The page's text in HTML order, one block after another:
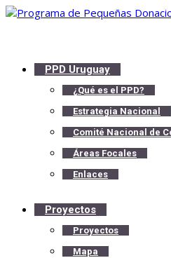
PPD Uruguay
¿Qué es el PPD?
Estrategia Nacional
Comité Nacional de
Áreas Focales
Enlaces
Proyectos
Proyectos
Mapa